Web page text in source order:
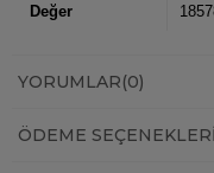
Değer
YORUMLAR(0)
ÖDEME SEÇENEKLERI